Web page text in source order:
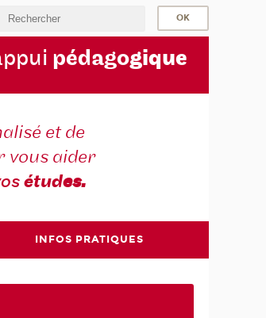
pédagogique
et de
vous aider
études.
INFOS PRATIQUES